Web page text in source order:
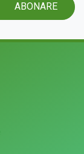
ABONARE